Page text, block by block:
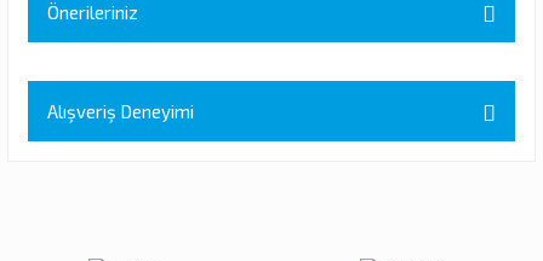
Önerileriniz
tarafımıza iletebilirsiniz.
Görüş ve önerileriniz için teşekkür ederiz.
Alışveriş Deneyimi